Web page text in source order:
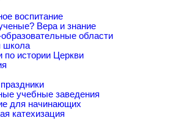
воспитание
Вера и знание
области
школа
по истории Церкви
учебные заведения
для начинающих
катехизация